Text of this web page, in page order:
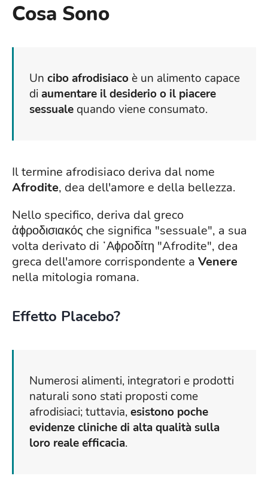
Cosa Sono
Un cibo afrodisiaco è un alimento capace
di aumentare il desiderio o il piacere
sessuale quando viene consumato.
Il termine afrodisiaco deriva dal nome
Afrodite, dea dell'amore e della bellezza.
Nello specifico, deriva dal greco
ἀϕροδισιακός che significa "sessuale", a sua
volta derivato di ᾿Αϕροδίτη "Afrodite", dea
greca dell'amore corrispondente a Venere
nella mitologia romana.
Effetto Placebo?
Numerosi alimenti, integratori e prodotti
naturali sono stati proposti come
afrodisiaci; tuttavia,esistono poche
evidenze cliniche di alta qualità sulla
loro reale efficacia.